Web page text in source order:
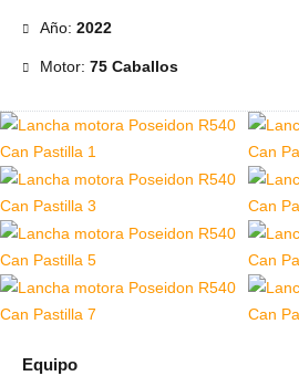
Año: 2022
Motor: 75 Caballos
Equipo